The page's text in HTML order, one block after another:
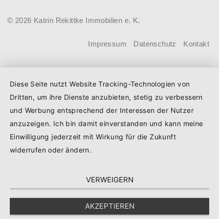
beantragen. Für Familien mit einem
Kind steigt der Förderhöchstbetrag von
Euro (vorher: 125.000 Euro) und für
Familien mit drei und mehr Kindern auf
Darlehenszinsen von „Jung kauft Alt“
werden aus Mitteln des
Stadtentwicklung und Bauwesen
(BMWSB) verbilligt: Heute liegt der
© 2026 Katrin Rekittke Immobilien e. K.
Impressum Datenschutz Kontakt
Diese Seite nutzt Website Tracking-Technologien von
Dritten, um ihre Dienste anzubieten, stetig zu verbessern
und Werbung entsprechend der Interessen der Nutzer
anzuzeigen. Ich bin damit einverstanden und kann meine
Einwilligung jederzeit mit Wirkung für die Zukunft
widerrufen oder ändern.
VERWEIGERN
AKZEPTIEREN